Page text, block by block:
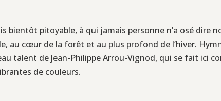
bientôt pitoyable, à qui jamais personne n’a osé dire
au cœur de la forêt et au plus profond de l’hiver.
talent de Jean-Philippe Arrou-Vignod, qui se fait ici
de couleurs.